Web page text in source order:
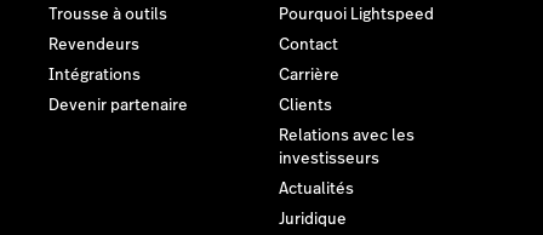
Trousse à outils
Revendeurs
Intégrations
Devenir partenaire
Pourquoi Lightspeed
Contact
Carrière
Clients
Relations avec les
investisseurs
Actualités
Juridique